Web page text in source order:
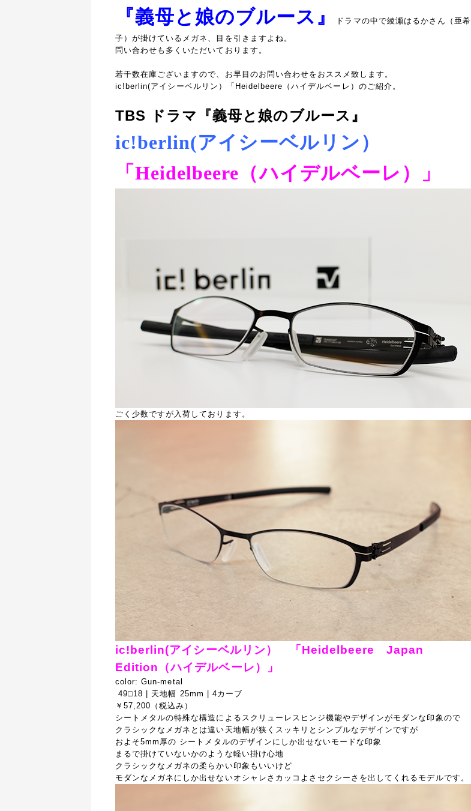
『義母と娘のブルース』
ドラマの中で綾瀬はるかさん（亜希
子）が掛けているメガネ、目を引きますよね。
問い合わせも多くいただいております。
若干数在庫ございますので、お早目のお問い合わせをおススメ致します。
ic!berlin(アイシーベルリン）「Heidelbeere（ハイデルベーレ）のご紹介。
TBS ドラマ『義母と娘のブルース』
ic!berlin(アイシーベルリン）
「Heidelbeere（ハイデルベーレ）」
ごく少数ですが入荷しております。
ic!berlin(アイシーベルリン）
「Heidelbeere Japan
Edition（ハイデルベーレ）」
color: Gun-metal
49□18 | 天地幅 25mm | 4カーブ
￥57,200（税込み）
シートメタルの特殊な構造によるスクリューレスヒンジ機能やデザインがモダンな印象ので
クラシックなメガネとは違い天地幅が狭くスッキリとシンプルなデザインですが
およそ5mm厚の シートメタルのデザインにしか出せないモードな印象
まるで掛けていないかのような軽い掛け心地
クラシックなメガネの柔らかい印象もいいけど
モダンなメガネにしか出せないオシャレさカッコよさセクシーさを出してくれるモデルです。